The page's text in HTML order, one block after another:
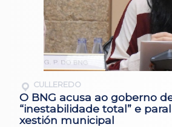
CULLEREDO
O BNG acusa ao goberno
“inestabilidade total” e
xestión municipal